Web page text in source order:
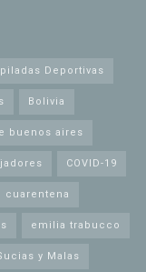
Deportivas
Bolivia
buenos aires
COVID-19
cuarentena
emilia trabucco
y Malas